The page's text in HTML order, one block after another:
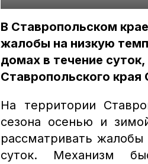
В Ставропольском
жалобы на низкую
домах в течение
Ставропольского
На территории
сезона осенью и
рассматривать жалобы
суток. Механизм